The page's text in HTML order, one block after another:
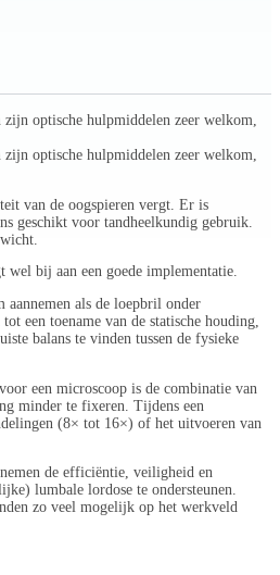
optische hulpmiddelen zeer welkom,
optische hulpmiddelen zeer welkom,
van de oogspieren vergt. Er is
geschikt voor tandheelkundig gebruik.
wel bij aan een goede implementatie.
als de loepbril onder
een toename van de statische houding,
balans te vinden tussen de fysieke
een microscoop is de combinatie van
minder te fixeren. Tijdens een
(8× tot 16×) of het uitvoeren van
de efficiëntie, veiligheid en
lumbale lordose te ondersteunen.
zo veel mogelijk op het werkveld